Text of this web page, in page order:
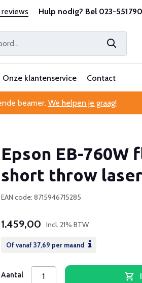
Professionele
reviews Hulp nodig? Bel 023-
Onze klantenservice Contact
beamer. We helpen je graag!
Epson EB-
short throw
EAN code: 8715946715285
1.459,00 Incl. 21% BTW
Of vanaf 37,69 per maand
Aantal